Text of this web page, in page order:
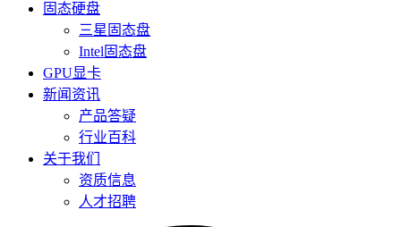
固态硬盘
三星固态盘
Intel固态盘
GPU显卡
新闻资讯
产品答疑
行业百科
关于我们
资质信息
人才招聘